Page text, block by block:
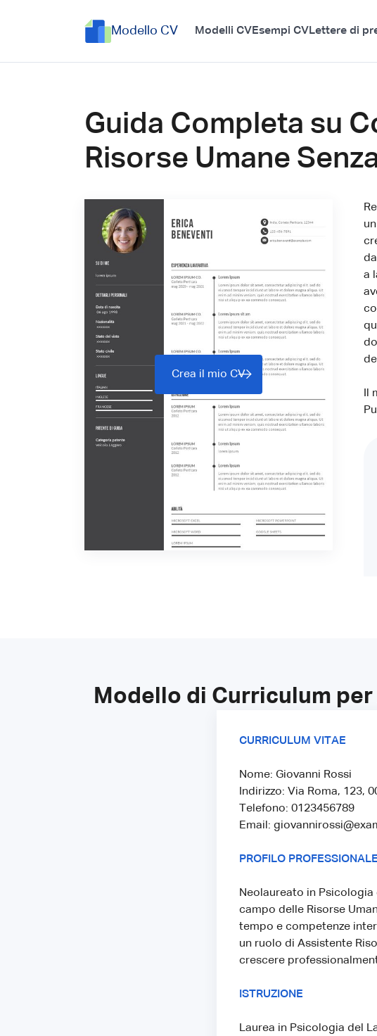
Modello CV Modelli CVEsempi CVLettere di
Guida Completa su
Risorse Umane
Crea il mio CV
a
Modello di Curriculum
CURRICULUM VITAE
Nome: Giovanni Rossi
Indirizzo: Via Roma, 123,
Telefono: 0123456789
Email:
PROFILO PROFESSIONALE
Neolaureato in Psicologia
campo delle Risorse
tempo e competenze
un ruolo di Assistente
crescere
ISTRUZIONE
Laurea in Psicologia del